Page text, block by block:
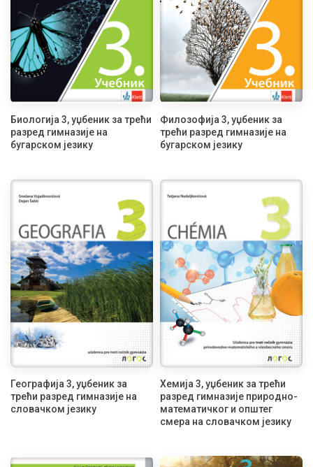
Биологија 3, уџбеник за трећи
разред гимназије на
бугарском језику
Филозофија 3, уџбеник за
трећи разред гимназије на
бугарском језику
Географија 3, уџбеник за
трећи разред гимназије на
словачком језику
Хемија 3, уџбеник за трећи
разред гимназије природно-
математичког и општег
смера на словачком језику